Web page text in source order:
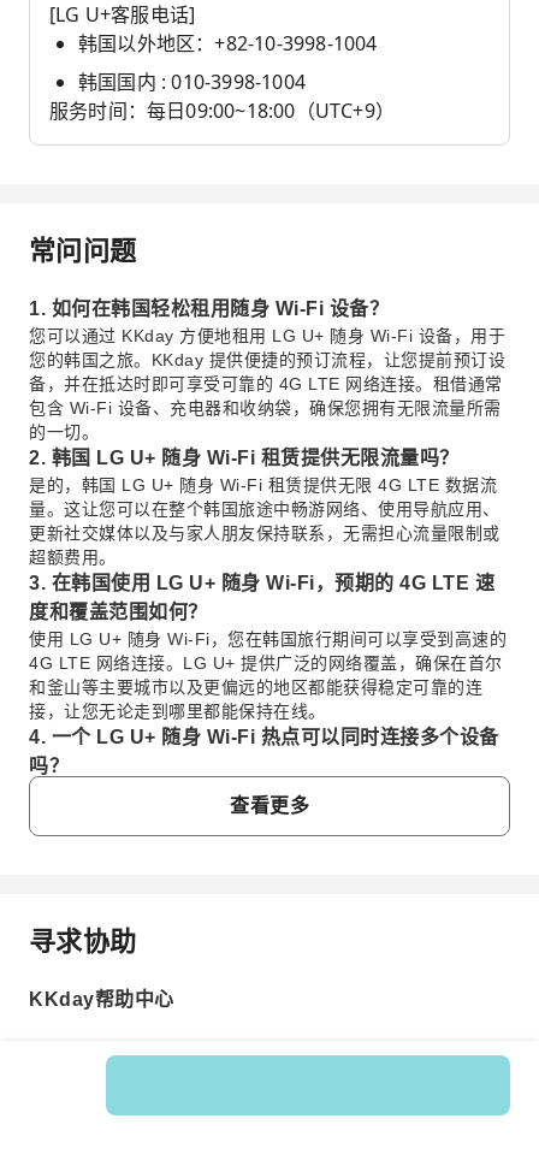
[LG U+客服电话]
韩国以外地区：+82-10-3998-1004
韩国国内 : 010-3998-1004
服务时间：每日09:00~18:00（UTC+9）
常问问题
1. 如何在韩国轻松租用随身 Wi-Fi 设备？
您可以通过 KKday 方便地租用 LG U+ 随身 Wi-Fi 设备，用于
您的韩国之旅。KKday 提供便捷的预订流程，让您提前预订设
备，并在抵达时即可享受可靠的 4G LTE 网络连接。租借通常
包含 Wi-Fi 设备、充电器和收纳袋，确保您拥有无限流量所需
的一切。
2. 韩国 LG U+ 随身 Wi-Fi 租赁提供无限流量吗？
是的，韩国 LG U+ 随身 Wi-Fi 租赁提供无限 4G LTE 数据流
量。这让您可以在整个韩国旅途中畅游网络、使用导航应用、
更新社交媒体以及与家人朋友保持联系，无需担心流量限制或
超额费用。
3. 在韩国使用 LG U+ 随身 Wi-Fi，预期的 4G LTE 速
度和覆盖范围如何？
使用 LG U+ 随身 Wi-Fi，您在韩国旅行期间可以享受到高速的
4G LTE 网络连接。LG U+ 提供广泛的网络覆盖，确保在首尔
和釜山等主要城市以及更偏远的地区都能获得稳定可靠的连
接，让您无论走到哪里都能保持在线。
4. 一个 LG U+ 随身 Wi-Fi 热点可以同时连接多个设备
吗？
当然可以，一个 LG U+ 随身 Wi-Fi 热点可以同时供多个设备
连接。这非常适合团体旅行者或拥有多个电子设备的用户，可
以让智能手机、平板电脑和笔记本电脑同时连接到互联网，共
供每日租借服务。您可以选择您需要的具体天数，从短期旅行
何长期承诺或月度合同。
6. 在韩国机场哪里可以领取和归还 LG U+ 随身 Wi-Fi
（GMP）和釜山金海国际机场（PUS）都设有服务柜台，为您
查看更多
常问问题
1. 如何在韩国轻松租用随身 Wi-Fi 设备？
用于您的韩国之旅。KKday 提供便捷的预订流程，让您提
寻求协助
KKday帮助中心
Product No.: 133665